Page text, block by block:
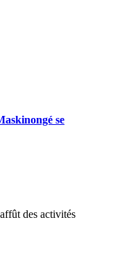
se
des activités